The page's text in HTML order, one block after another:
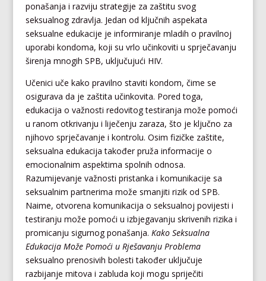
ponašanja i razviju strategije za zaštitu svog
seksualnog zdravlja. Jedan od ključnih aspekata
seksualne edukacije je informiranje mladih o pravilnoj
uporabi kondoma, koji su vrlo učinkoviti u sprječavanju
širenja mnogih SPB, uključujući HIV.
Učenici uče kako pravilno staviti kondom, čime se
osigurava da je zaštita učinkovita. Pored toga,
edukacija o važnosti redovitog testiranja može pomoći
u ranom otkrivanju i liječenju zaraza, što je ključno za
njihovo sprječavanje i kontrolu. Osim fizičke zaštite,
seksualna edukacija također pruža informacije o
emocionalnim aspektima spolnih odnosa.
Razumijevanje važnosti pristanka i komunikacije sa
seksualnim partnerima može smanjiti rizik od SPB.
Naime, otvorena komunikacija o seksualnoj povijesti i
testiranju može pomoći u izbjegavanju skrivenih rizika i
promicanju sigurnog ponašanja. Kako Seksualna
Edukacija Može Pomoći u Rješavanju Problema
seksualno prenosivih bolesti također uključuje
razbijanje mitova i zabluda koji mogu spriječiti